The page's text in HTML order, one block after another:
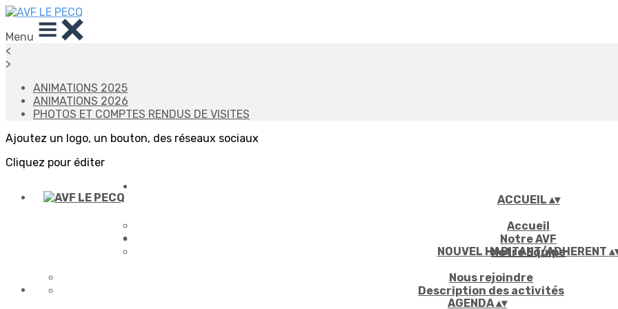
Menu
<
>
ANIMATIONS 2025
ANIMATIONS 2026
PHOTOS ET COMPTES RENDUS DE VISITES
Ajoutez un logo, un bouton, des réseaux sociaux
Cliquez pour éditer
ACCUEIL ▴▾
Accueil
Notre AVF
Notre Equipe
NOUVEL HABITANT/ADHERENT ▴
Nous rejoindre
Description des activités
AGENDA▴▾